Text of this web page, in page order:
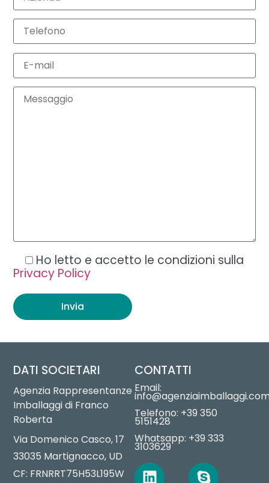
Ho letto e accetto le condizioni sulla
Privacy Policy
DATI SOCIETARI
Agenzia Rappresentanze
Imballaggi di Franco
Roberta
Via Domenico Casco, 17
33035 Martignacco, UD
CF: FRNRRT75H53L195W
CONTATTI
Email:
Telefono: +39 350
5151428
Whatsapp: +39 333
3103629